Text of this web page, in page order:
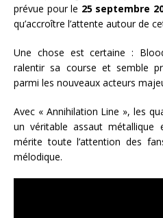
prévue pour le 25 septembre
qu’accroître l’attente autour de
Une chose est certaine :
ralentir sa course et semble
parmi les nouveaux acteurs
Avec « Annihilation Line », les
un véritable assaut
mérite toute l’attention des
mélodique.